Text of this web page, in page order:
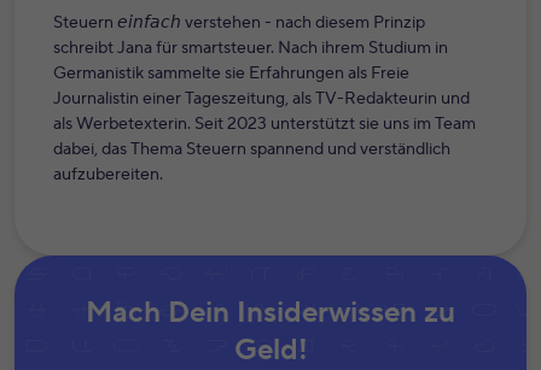
Steuern 𝘦𝘪𝘯𝘧𝘢𝘤𝘩 verstehen - nach diesem Prinzip
schreibt Jana für smartsteuer. Nach ihrem Studium in
Germanistik sammelte sie Erfahrungen als Freie
Journalistin einer Tageszeitung, als TV-Redakteurin und
als Werbetexterin. Seit 2023 unterstützt sie uns im Team
dabei, das Thema Steuern spannend und verständlich
aufzubereiten.
Mach Dein Insiderwissen zu
Geld!